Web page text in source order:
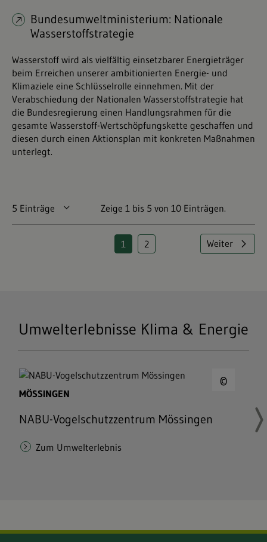
Bundesumweltministerium: Nationale
Wasserstoffstrategie
Wasserstoff wird als vielfältig einsetzbarer Energieträger
beim Erreichen unserer ambitionierten Energie- und
Klimaziele eine Schlüsselrolle einnehmen. Mit der
Verabschiedung der Nationalen Wasserstoffstrategie hat
die Bundesregierung einen Handlungsrahmen für die
gesamte Wasserstoff-Wertschöpfungskette geschaffen und
diesen durch einen Aktionsplan mit konkreten Maßnahmen
unterlegt.
5 Einträge Pro Seite Zeige 1 bis 5 von 10 Einträgen.
Seite
1 Seite
2 Weiter